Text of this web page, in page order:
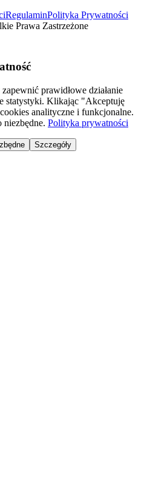
RegulaminPolityka Prywatności
Prawa Zastrzeżone
prawidłowe działanie
statystyki. Klikając "Akceptuję
analityczne i funkcjonalne.
niezbędne. Polityka prywatności
Szczegóły